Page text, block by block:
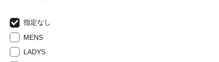
指定なし
MENS
LADYS